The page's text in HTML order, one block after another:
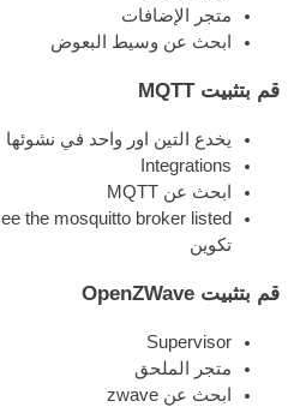
متجر الإضافات
ابحث عن وسيط البعوض
قم بتثبيت MQTT
يخدع التين اور واحد في نشوئها
Integ­ra­tions
ابحث عن MQTT
the mosquitto broker lis­ted
تكوين
قم بتثبيت OpenZWave
Super­visor
متجر الملحق
ابحث عن zwave